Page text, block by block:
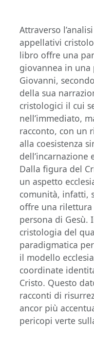
Attraverso
appellativi
libro offre una
giovannea in una
Giovanni,
della sua
cristologici il cui
nell’immediato,
racconto, con un
alla coesistenza
dell’incarnazione
Dalla figura del
un aspetto
comunità, infatti,
offre una rilettura
persona di Gesù.
cristologia del
paradigmatica
il modello
coordinate
Cristo. Questo
racconti di
ancor più
pericopi verte